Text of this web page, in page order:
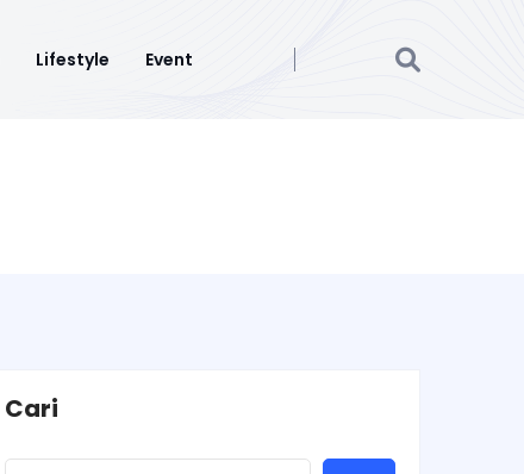
Lifestyle Event
Cari